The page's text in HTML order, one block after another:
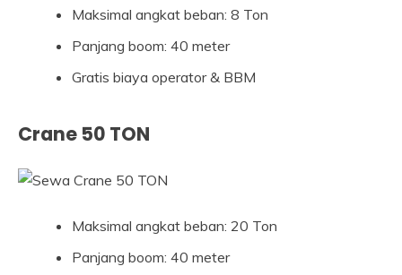
Maksimal angkat beban: 8 Ton
Panjang boom: 40 meter
Gratis biaya operator & BBM
Crane 50 TON
Maksimal angkat beban: 20 Ton
Panjang boom: 40 meter